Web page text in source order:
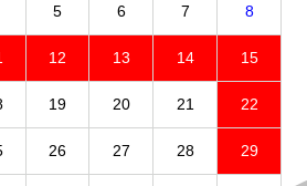
5 6 7 8
12 13 14 15
19 20 21 22
26 27 28 29